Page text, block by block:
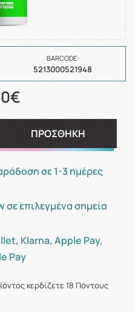
BARCODE:
5213000521948
ΠΡΟΣΘΗΚΗ
σε 1-3 ημέρες
επιλεγμένα σημεία
Klarna, Apple Pay,
Pay
κερδίζετε 18 Πόντους